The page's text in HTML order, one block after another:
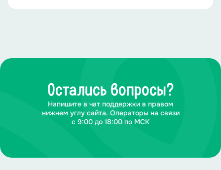
Остались вопросы?
Напишите в чат поддержки в правом
нижнем углу сайта. Операторы на связи
с 9:00 до 18:00 по МСК